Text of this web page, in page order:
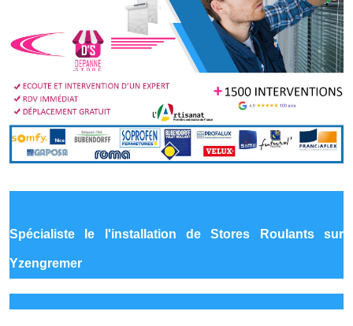
Spécialiste le l'installation de Stores Roulants sur
Yzengremer